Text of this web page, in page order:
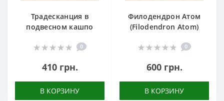
Традесканция в
подвесном кашпо
0
410 грн.
В КОРЗИНУ
Филодендрон Атом
(Filodendron Atom)
0
600 грн.
В КОРЗИНУ